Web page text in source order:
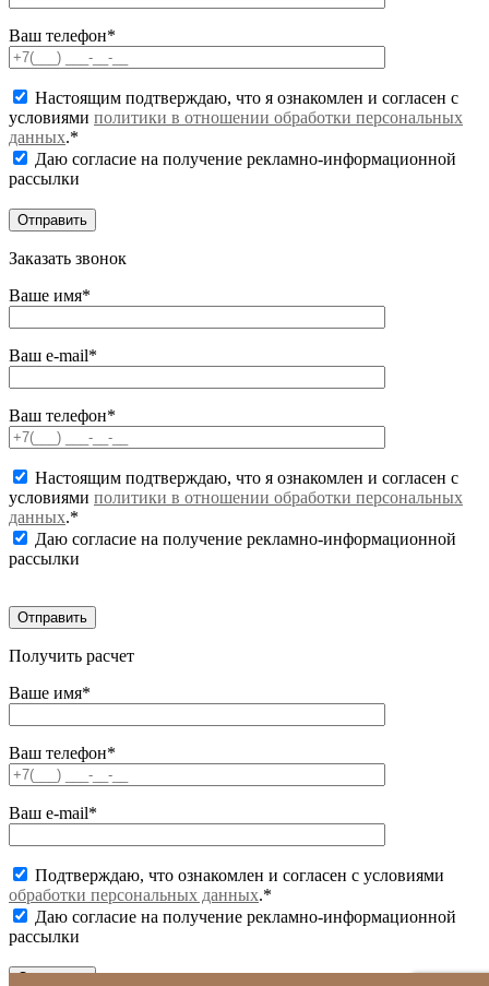
Ваш телефон*
Настоящим подтверждаю, что я ознакомлен и согласен с
условиями политики в отношении обработки персональных
данных.*
Даю согласие на получение рекламно-информационной
рассылки
Заказать звонок
Ваше имя*
Ваш e-mail*
Ваш телефон*
Настоящим подтверждаю, что я ознакомлен и согласен с
условиями политики в отношении обработки персональных
данных.*
Даю согласие на получение рекламно-информационной
рассылки
Получить расчет
Ваше имя*
Ваш телефон*
Ваш e-mail*
Подтверждаю, что ознакомлен и согласен с условиями
обработки персональных данных.*
Даю согласие на получение рекламно-информационной
рассылки